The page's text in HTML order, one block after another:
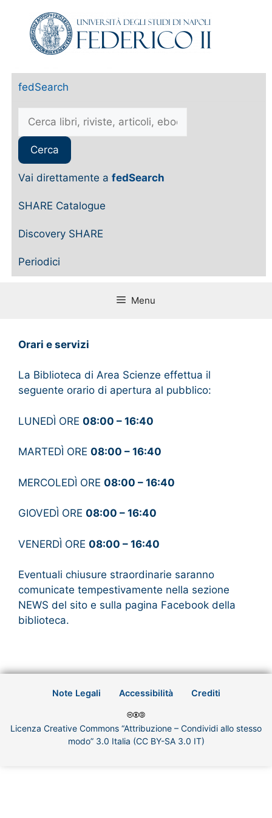
fedSearch
Vai direttamente a fedSearch
SHARE Catalogue
Discovery SHARE
Periodici
Menu
Orari e servizi
La Biblioteca di Area Scienze effettua il
seguente orario di apertura al pubblico:
LUNEDÌ ORE 08:00 – 16:40
MARTEDÌ ORE 08:00 – 16:40
MERCOLEDÌ ORE 08:00 – 16:40
GIOVEDÌ ORE 08:00 – 16:40
VENERDÌ ORE 08:00 – 16:40
Eventuali chiusure straordinarie saranno
comunicate tempestivamente nella sezione
NEWS del sito e sulla pagina Facebook della
biblioteca.
Note Legali Accessibilità Crediti
Licenza Creative Commons “Attribuzione – Condividi allo stesso
modo” 3.0 Italia (CC BY-SA 3.0 IT)